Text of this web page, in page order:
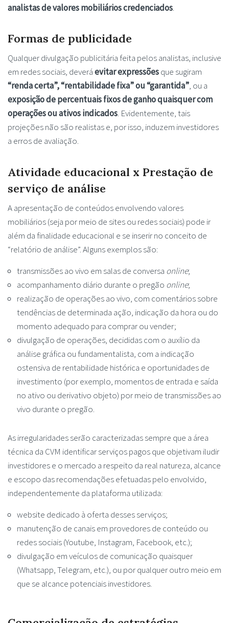
analistas de valores mobiliários credenciados.
Formas de publicidade
Qualquer divulgação publicitária feita pelos analistas, inclusive
em redes sociais, deveráevitar expressõesque sugiram
“renda certa”, “rentabilidade fixa” ou “garantida”, ou a
exposição de percentuais fixos de ganho quaisquer com
operações ou ativos indicados. Evidentemente, tais
projeções não são realistas e, por isso, induzem investidores
a erros de avaliação.
Atividade educacional x Prestação de
serviço de análise
A apresentação de conteúdos envolvendo valores
mobiliários (seja por meio de sites ou redes sociais) pode ir
além da finalidade educacional e se inserir no conceito de
“relatório de análise”. Alguns exemplos são:
transmissões ao vivo em salas de conversa online;
acompanhamento diário durante o pregão online;
realização de operações ao vivo, com comentários sobre
tendências de determinada ação, indicação da hora ou do
momento adequado para comprar ou vender;
divulgação de operações, decididas com o auxílio da
análise gráfica ou fundamentalista, com a indicação
ostensiva de rentabilidade histórica e oportunidades de
investimento (por exemplo, momentos de entrada e saída
no ativo ou derivativo objeto) por meio de transmissões ao
vivo durante o pregão.
As irregularidades serão caracterizadas sempre que a área
técnica da CVM identificar serviços pagos que objetivam iludir
investidores e o mercado a respeito da real natureza, alcance
e escopo das recomendações efetuadas pelo envolvido,
independentemente da plataforma utilizada:
website dedicado à oferta desses serviços;
manutenção de canais em provedores de conteúdo ou
redes sociais (Youtube, Instagram, Facebook, etc.);
divulgação em veículos de comunicação quaisquer
(Whatsapp, Telegram, etc.), ou por qualquer outro meio em
que se alcance potenciais investidores.